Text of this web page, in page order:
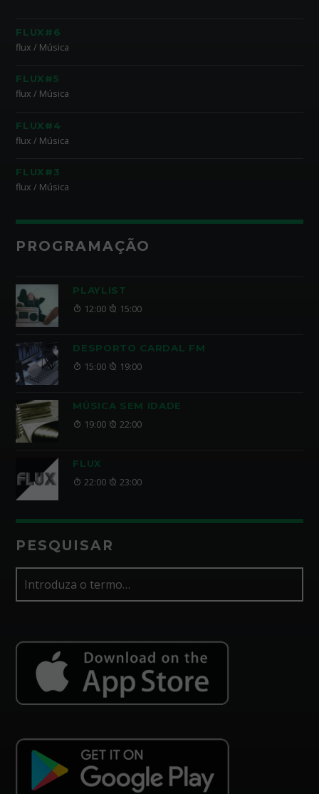
FLUX#6
flux / Música
FLUX#5
flux / Música
FLUX#4
flux / Música
FLUX#3
flux / Música
PROGRAMAÇÃO
PLAYLIST
12:00 15:00
DESPORTO CARDAL FM
15:00 19:00
MÚSICA SEM IDADE
19:00 22:00
FLUX
22:00 23:00
PESQUISAR